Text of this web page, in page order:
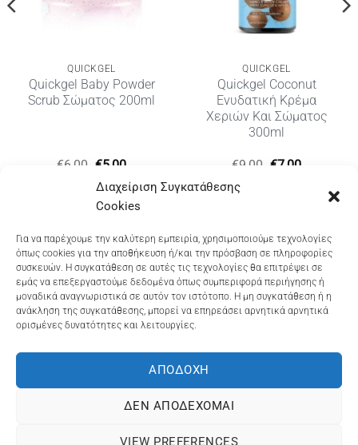
Διαχείριση Συγκατάθεσης
Cookies
Για να παρέχουμε την καλύτερη εμπειρία, χρησιμοποιούμε τεχνολογίες
όπως cookies για την αποθήκευση ή/και την πρόσβαση σε πληροφορίες
συσκευών. Η συγκατάθεση σε αυτές τις τεχνολογίες θα επιτρέψει σε
εμάς να επεξεργαστούμε δεδομένα όπως συμπεριφορά περιήγησης ή
μοναδικά αναγνωριστικά σε αυτόν τον ιστότοπο. Η μη συγκατάθεση ή η
ανάκληση της συγκατάθεσης, μπορεί να επηρεάσει αρνητικά αρνητικά
ορισμένες δυνατότητες και λειτουργίες.
ΑΠΟΔΟΧΉ
ΔΕΝ ΑΠΟΔΈΧΟΜΑΙ
QUICKGEL
Quickgel Baby Powder
Scrub Σώματος 200ml
€6,00 Original
was:
€6,00.
€5,00Η
τιμή
είναι:
€5,00.
QUICKGEL
Quickgel Coconut
Ενυδατική Κρέμα
Χεριών Και Σώματος
300ml
€9,00 Original
€7,00Η
είναι:
Dioni Hair Care, Ζυμβρακάκηδων 33, τηλ 28210
91906
Dioni Hair Spa, Κ. Σφακιανάκη 5, τηλ 28210 94712
Visa MasterCard
Cash
On
Delivery
Bank
Google
ΤΡΟΠΟΙ ΠΛΗΡΩΜΗΣ
ΠΟΛΙΤΙΚΉ ΕΠΙΣΤΡΟΦΏΝ
ΠΟΛΙΤΙΚΉ ΑΠΟΡΡΉΤΟΥ – COOKIES (ΕΕ)